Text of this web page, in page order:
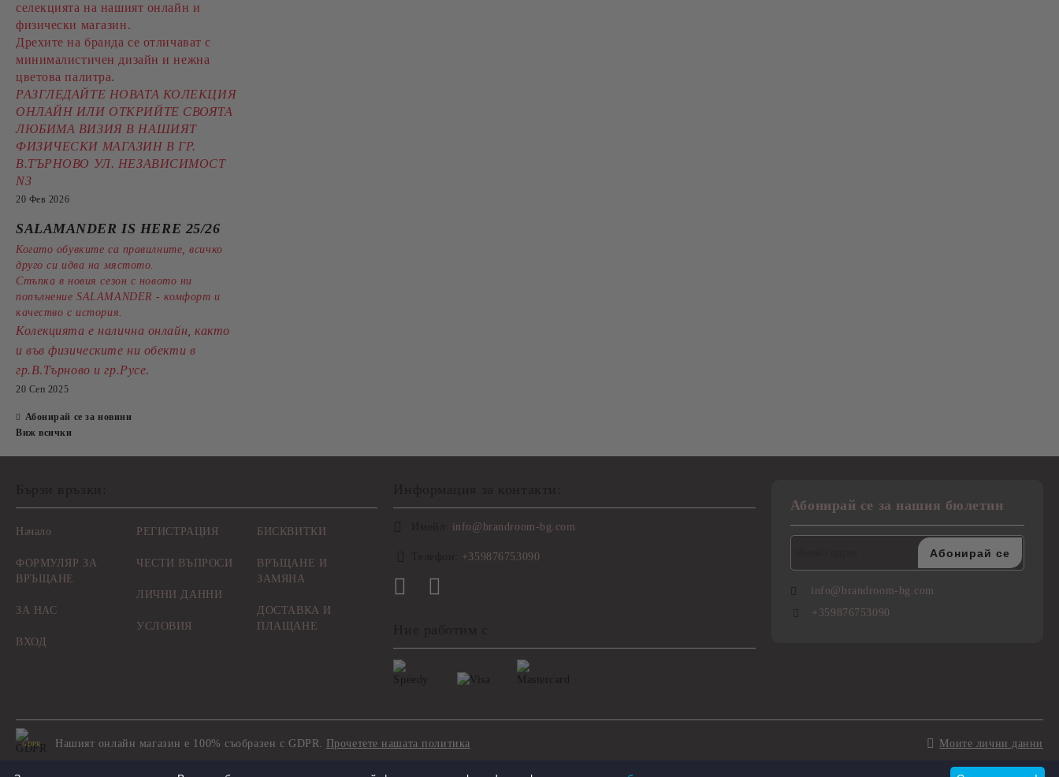
селекцията на нашият онлайн и
физически магазин.
Дрехите на бранда се отличават с
минималистичен дизайн и нежна
цветова палитра.
РАЗГЛЕДАЙТЕ НОВАТА КОЛЕКЦИЯ
ОНЛАЙН ИЛИ ОТКРИЙТЕ СВОЯТА
ЛЮБИМА ВИЗИЯ В НАШИЯТ
ФИЗИЧЕСКИ МАГАЗИН В ГР.
В.ТЪРНОВО УЛ. НЕЗАВИСИМОСТ
N3
20 Фев 2026
SALAMANDER IS HERE 25/26
Когато обувките са правилните, всичко
друго си идва на мястото.
Стъпка в новия сезон с новото ни
попълнение SALAMANDER - комфорт и
качество с история.
Колекцията е налична онлайн, както
и във физическите ни обекти в
гр.В.Търново и гр.Русе.
20 Сеп 2025
Абонирай се за новини
Виж всички
Начало
ФОРМУЛЯР ЗА
ВРЪЩАНЕ
ЗА НАС
ВХОД
РЕГИСТРАЦИЯ
ЧЕСТИ ВЪПРОСИ
ЛИЧНИ ДАННИ
УСЛОВИЯ
БИСКВИТКИ
ВРЪЩАНЕ И
ЗАМЯНА
ДОСТАВКА И
ПЛАЩАНЕ
info@brandroom-bg.com
+359876753090
Абонирай се за нашия бюлетин
info@brandroom-bg.com
+359876753090
GDPR Нашият онлайн магазин е 100% съобразен с GDPR. Прочетете нашата политика Моите лични данни